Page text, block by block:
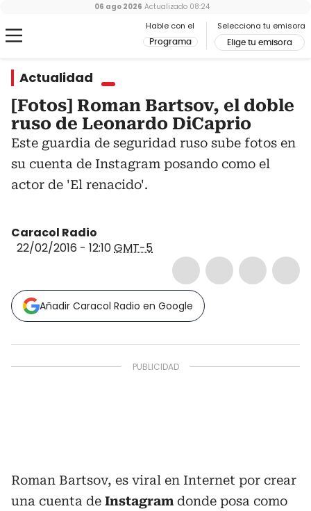
Hable con el
Programa
Selecciona tu emisora
Elige tu emisora
06 ago 2026 Actualizado 08:24
Actualidad
[Fotos] Roman Bartsov, el doble
ruso de Leonardo DiCaprio
Este guardia de seguridad ruso sube fotos en
su cuenta de Instagram posando como el
actor de 'El renacido'.
Caracol Radio
22/02/2016 - 12:10GMT-5
Añadir Caracol Radio en Google
Roman Bartsov, es viral en Internet por crear
una cuenta de Instagram donde posa como